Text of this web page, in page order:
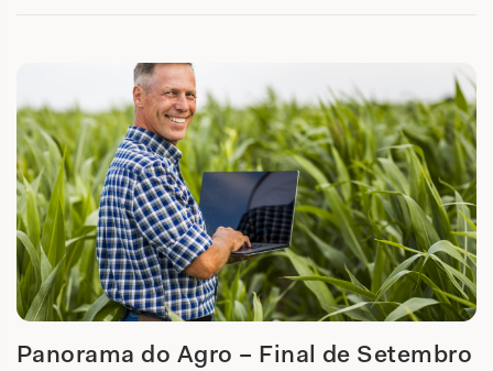
Panorama do Agro – Final de Setembro